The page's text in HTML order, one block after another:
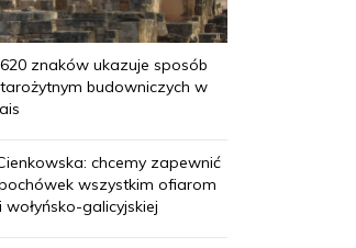
znaków ukazuje sposób
budowniczych w
chcemy zapewnić
wszystkim ofiarom
wołyńsko-galicyjskiej